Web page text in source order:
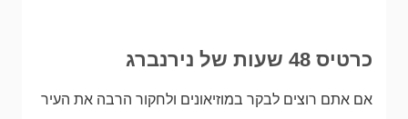
כרטיס 48 שעות של נירנברג
אם אתם רוצים לבקר במוזיאונים ולחקור הרבה את העיר